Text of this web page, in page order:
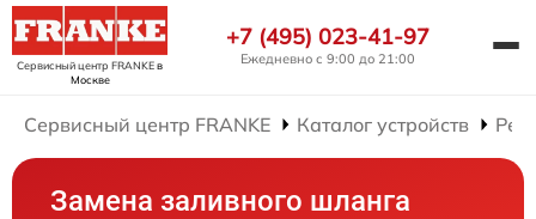
Сервисный центр FRANKEв
Москве
+7 (495) 023-41-97
Ежедневно с 9:00 до 21:00
Сервисный центр FRANKE Каталог устройств
Замена заливного шланга